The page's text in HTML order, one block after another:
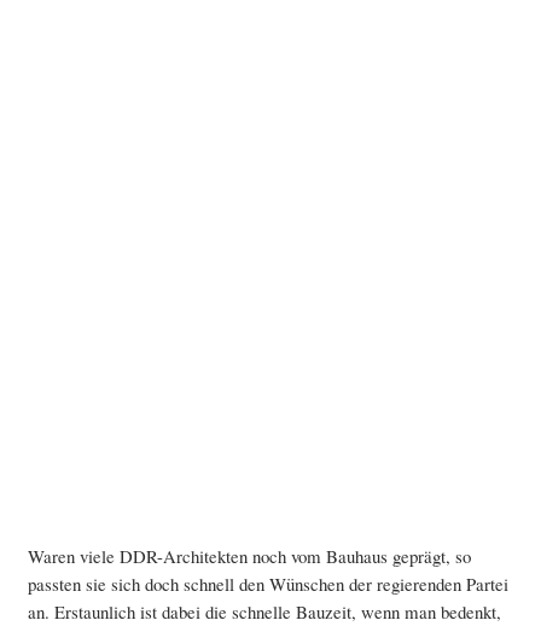
Waren viele DDR-Architekten noch vom Bauhaus geprägt, so
passten sie sich doch schnell den Wünschen der regierenden Partei
an. Erstaunlich ist dabei die schnelle Bauzeit, wenn man bedenkt,